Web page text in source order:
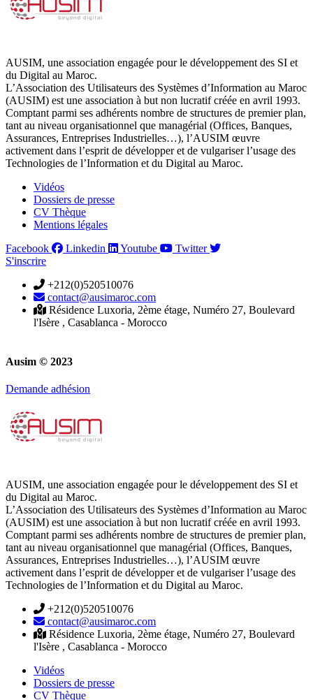
AUSIM, une association engagée pour le développement des SI et
du Digital au Maroc.
L’Association des Utilisateurs des Systèmes d’Information au Maroc
(AUSIM) est une association à but non lucratif créée en avril 1993.
Comptant parmi ses adhérents nombre de structures de premier plan,
tant au niveau organisationnel que managérial (Offices, Banques,
Assurances, Entreprises Industrielles…), l’AUSIM œuvre
activement dans l’esprit de développer et de vulgariser l’usage des
Technologies de l’Information et du Digital au Maroc.
Vidéos
Dossiers de presse
CV Thèque
Mentions légales
Facebook
Linkedin Youtube
Twitter
S'inscrire
+212(0)520510076
contact@ausimaroc.com
Résidence Luxoria, 2ème étage, Numéro 27, Boulevard
l'Isère , Casablanca - Morocco
Ausim © 2023
Demande adhésion
AUSIM, une association engagée pour le développement des SI et
du Digital au Maroc.
L’Association des Utilisateurs des Systèmes d’Information au Maroc
(AUSIM) est une association à but non lucratif créée en avril 1993.
Comptant parmi ses adhérents nombre de structures de premier plan,
tant au niveau organisationnel que managérial (Offices, Banques,
Assurances, Entreprises Industrielles…), l’AUSIM œuvre
activement dans l’esprit de développer et de vulgariser l’usage des
Technologies de l’Information et du Digital au Maroc.
+212(0)520510076
contact@ausimaroc.com
Résidence Luxoria, 2ème étage, Numéro 27, Boulevard
l'Isère , Casablanca - Morocco
Vidéos
Dossiers de presse
CV Thèque